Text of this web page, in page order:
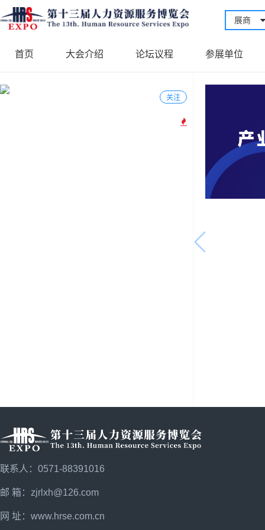
展商
首页 大会介绍 论坛议程 参展单位
关注
联系人：0571-88391016
邮 箱：zjrlxh@126.com
网 址： www.hrse.com.cn